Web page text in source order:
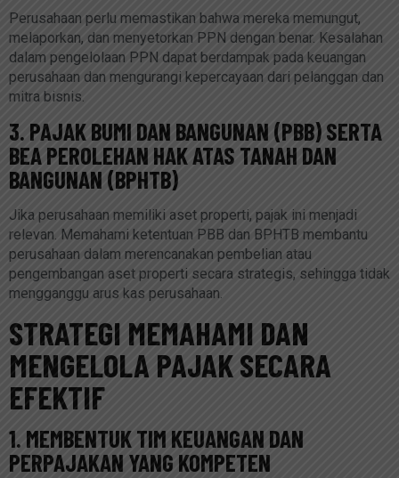
Perusahaan perlu memastikan bahwa mereka memungut,
melaporkan, dan menyetorkan PPN dengan benar. Kesalahan
dalam pengelolaan PPN dapat berdampak pada keuangan
perusahaan dan mengurangi kepercayaan dari pelanggan dan
mitra bisnis.
3. PAJAK BUMI DAN BANGUNAN (PBB) SERTA
BEA PEROLEHAN HAK ATAS TANAH DAN
BANGUNAN (BPHTB)
Jika perusahaan memiliki aset properti, pajak ini menjadi
relevan. Memahami ketentuan PBB dan BPHTB membantu
perusahaan dalam merencanakan pembelian atau
pengembangan aset properti secara strategis, sehingga tidak
mengganggu arus kas perusahaan.
STRATEGI MEMAHAMI DAN
MENGELOLA PAJAK SECARA
EFEKTIF
1. MEMBENTUK TIM KEUANGAN DAN
PERPAJAKAN YANG KOMPETEN